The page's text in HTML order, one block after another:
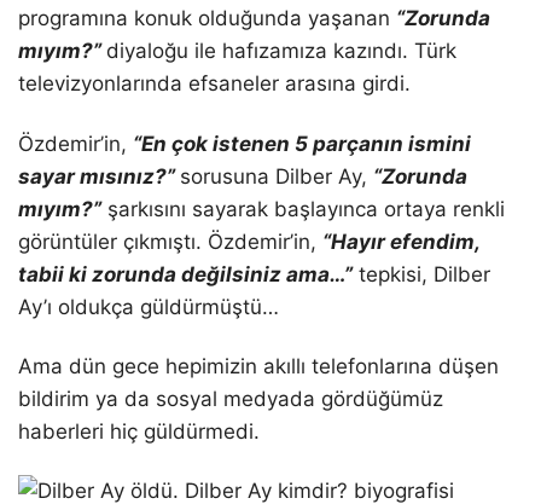
programına konuk olduğunda yaşanan “Zorunda
mıyım?” diyaloğu ile hafızamıza kazındı. Türk
televizyonlarında efsaneler arasına girdi.
Özdemir’in, “En çok istenen 5 parçanın ismini
sayar mısınız?” sorusuna Dilber Ay, “Zorunda
mıyım?”şarkısını sayarak başlayınca ortaya renkli
görüntüler çıkmıştı. Özdemir’in, “Hayır efendim,
tabii ki zorunda değilsiniz ama…”tepkisi, Dilber
Ay’ı oldukça güldürmüştü…
Ama dün gece hepimizin akıllı telefonlarına düşen
bildirim ya da sosyal medyada gördüğümüz
haberleri hiç güldürmedi.